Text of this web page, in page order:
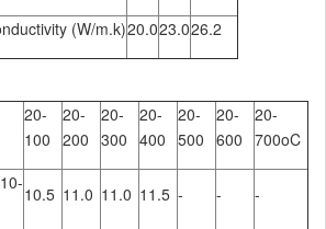
(W/m.k)20.023.026.2
20-
100
20-
200
20-
300
20-
400
20-
500
20-
600
20-
700oC
10.5 11.0 11.0 11.5 - - -